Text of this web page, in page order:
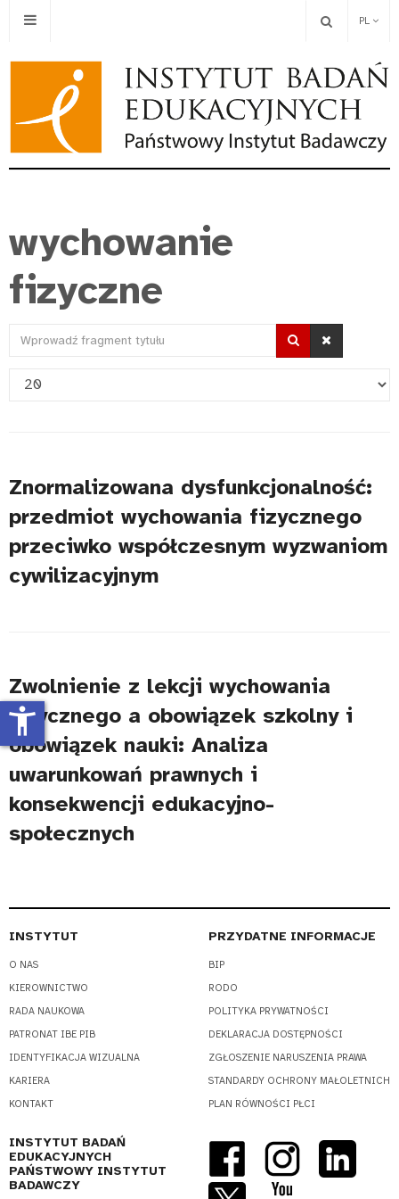
PL
wychowanie
fizyczne
Wprowadź
tytułu
Pokaż
Znormalizowana dysfunkcjonalność:
przedmiot wychowania fizycznego
przeciwko współczesnym wyzwaniom
cywilizacyjnym
Zwolnienie z lekcji wychowania
fizycznego a obowiązek szkolny i
obowiązek nauki: Analiza
uwarunkowań prawnych i
konsekwencji edukacyjno-
społecznych
INSTYTUT
O NAS
KIEROWNICTWO
RADA NAUKOWA
PATRONAT IBE PIB
IDENTYFIKACJA WIZUALNA
KARIERA
KONTAKT
PRZYDATNE INFORMACJE
BIP
RODO
POLITYKA PRYWATNOŚCI
DEKLARACJA DOSTĘPNOŚCI
ZGŁOSZENIE NARUSZENIA PRAWA
STANDARDY OCHRONY MAŁOLETNICH
PLAN RÓWNOŚCI PŁCI
INSTYTUT BADAŃ
EDUKACYJNYCH
PAŃSTWOWY INSTYTUT
BADAWCZY
accessibility_new